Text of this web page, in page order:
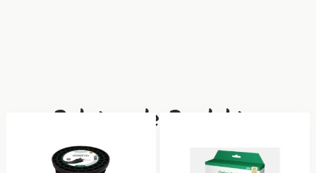
Relaterade Produkter